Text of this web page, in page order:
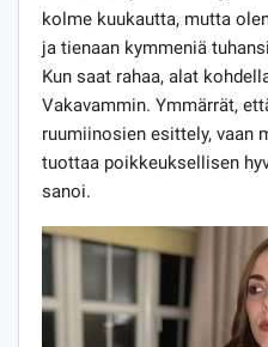
kolme kuukautta, mutta
ja tienaan kymmeniä
Kun saat rahaa, alat
Vakavammin. Ymmärrät,
ruumiinosien esittely, vaan
tuottaa poikkeuksellisen
sanoi.